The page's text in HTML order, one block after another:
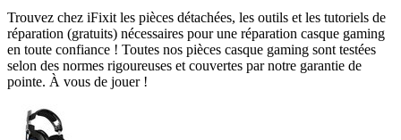
Trouvez chez iFixit les pièces détachées, les outils et les tutoriels de
réparation (gratuits) nécessaires pour une réparation casque gaming
en toute confiance ! Toutes nos pièces casque gaming sont testées
selon des normes rigoureuses et couvertes par notre garantie de
pointe. À vous de jouer !